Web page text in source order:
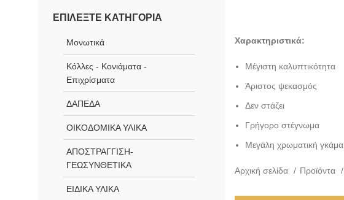
ΕΠΙΛΈΞΤΕ ΚΑΤΗΓΟΡΊΑ
Μονωτικά
Κόλλες - Κονιάματα -
Επιχρίσματα
ΔΑΠΕΔΑ
ΟΙΚΟΔΟΜΙΚΑ ΥΛΙΚΑ
ΑΠΟΣΤΡΑΓΓΙΣΗ-
ΓΕΩΣΥΝΘΕΤΙΚΑ
ΕΙΔΙΚΑ ΥΛΙΚΑ
Χαρακτηριστικά:
Μέγιστη καλυπτικότητα
Άριστος ψεκασμός
Δεν στάζει
Γρήγορο στέγνωμα
Μεγάλη χρωματική γκάμα
Αρχική σελίδα Προϊόντα